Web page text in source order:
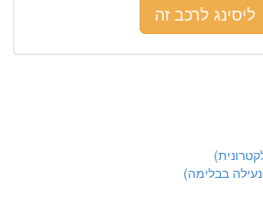
ליסינג לרכב זה